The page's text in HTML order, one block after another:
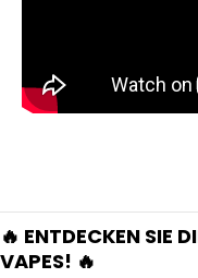
🔥 ENTDECKEN SIE
VAPES! 🔥